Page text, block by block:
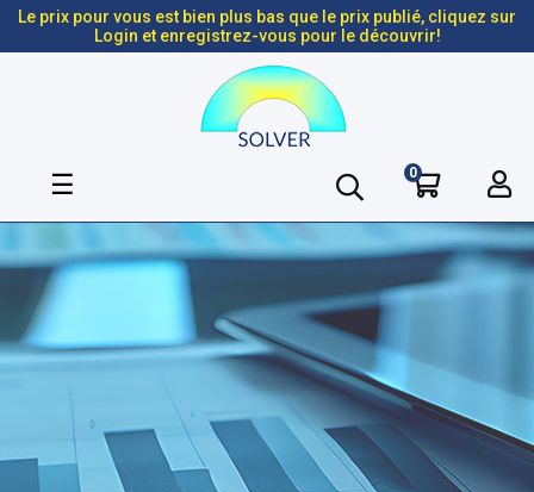
Le prix pour vous est bien plus bas que le prix publié, cliquez sur
Login et enregistrez-vous pour le découvrir!
Basculer
navigation
☰ 0